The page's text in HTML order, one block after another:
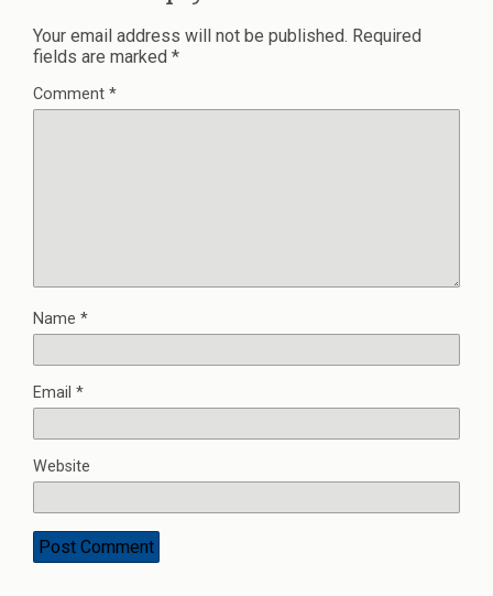
Your email address will not be published. Required
fields are marked *
Comment *
Name *
Email *
Website